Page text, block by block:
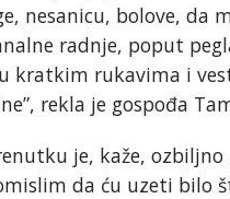
nesanicu, bolove,
radnje, poput
kratkim rukavima i
rekla je gospođa
je, kaže,
da ću uzeti bilo